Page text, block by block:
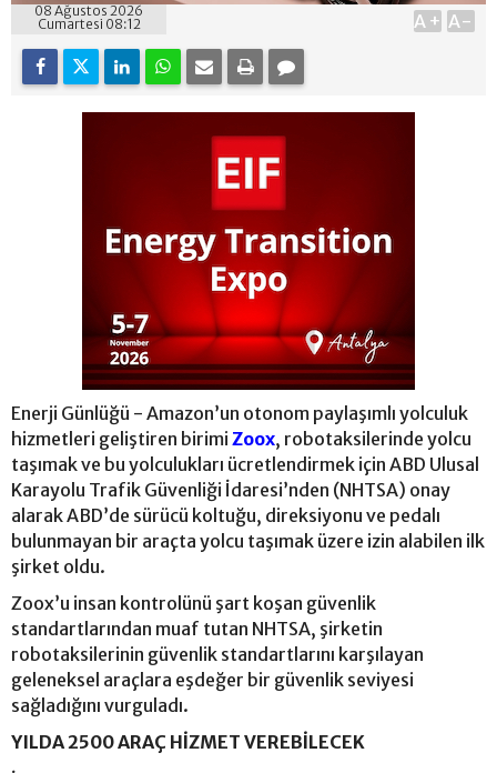
08 Ağustos 2026
Cumartesi 08:12
A+ A-
Enerji Günlüğü - Amazon’un otonom paylaşımlı yolculuk
hizmetleri geliştiren birimi Zoox, robotaksilerinde yolcu
taşımak ve bu yolculukları ücretlendirmek için ABD Ulusal
Karayolu Trafik Güvenliği İdaresi’nden (NHTSA) onay
alarak ABD’de sürücü koltuğu, direksiyonu ve pedalı
bulunmayan bir araçta yolcu taşımak üzere izin alabilen ilk
şirket oldu.
Zoox’u insan kontrolünü şart koşan güvenlik
standartlarından muaf tutan NHTSA, şirketin
robotaksilerinin güvenlik standartlarını karşılayan
geleneksel araçlara eşdeğer bir güvenlik seviyesi
sağladığını vurguladı.
YILDA 2500 ARAÇ HİZMET VEREBİLECEK